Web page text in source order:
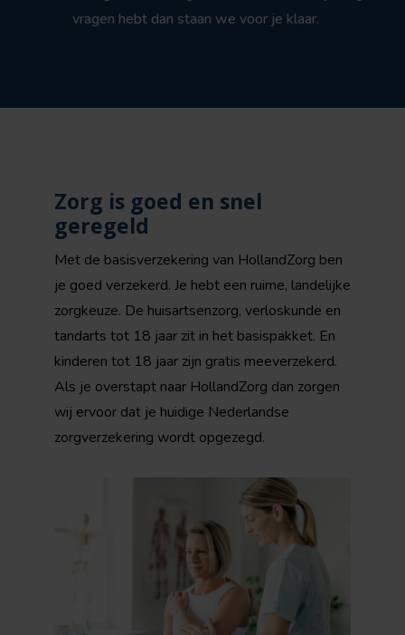
vragen hebt dan staan we voor je klaar.
Zorg is goed en snel
geregeld
Met de basisverzekering van HollandZorg ben
je goed verzekerd. Je hebt een ruime, landelijke
zorgkeuze. De huisartsenzorg, verloskunde en
tandarts tot 18 jaar zit in het basispakket. En
kinderen tot 18 jaar zijn gratis meeverzekerd.
Als je overstapt naar HollandZorg dan zorgen
wij ervoor dat je huidige Nederlandse
zorgverzekering wordt opgezegd.